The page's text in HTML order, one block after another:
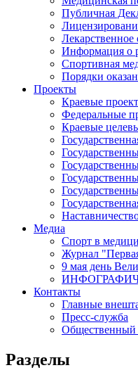
Публичная
Лекарственное
Информация о
Спортивная
Порядки
Проекты
Краевые
Федеральные
Краевые
Медиа
Спорт в
Журнал
9 мая день
Контакты
Главные
Пресс-служба
Общественный
Разделы